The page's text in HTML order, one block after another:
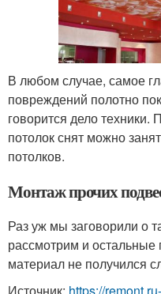
В любом случае, самое
повреждений полотно
говорится дело техники.
потолок снят можно
потолков.
Монтаж прочих
Раз уж мы заговорили о
рассмотрим и остальные
материал не получился
Источник: https://